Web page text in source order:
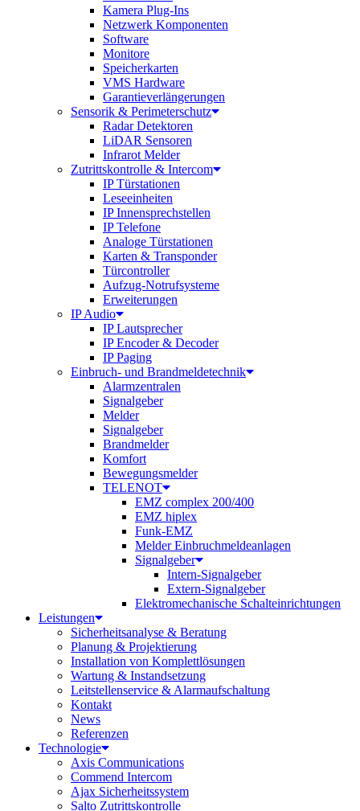
Kamera Plug-Ins
Netzwerk Komponenten
Software
Monitore
Speicherkarten
VMS Hardware
Garantieverlängerungen
Sensorik & Perimeterschutz
Radar Detektoren
LiDAR Sensoren
Infrarot Melder
Zutrittskontrolle & Intercom
IP Türstationen
Leseeinheiten
IP Innensprechstellen
IP Telefone
Analoge Türstationen
Karten & Transponder
Türcontroller
Aufzug-Notrufsysteme
Erweiterungen
IP Audio
IP Lautsprecher
IP Encoder & Decoder
IP Paging
Einbruch- und Brandmeldetechnik
Alarmzentralen
Signalgeber
Melder
Signalgeber
Brandmelder
Komfort
Bewegungsmelder
TELENOT
EMZ complex 200/400
EMZ hiplex
Funk-EMZ
Melder Einbruchmeldeanlagen
Signalgeber
Intern-Signalgeber
Extern-Signalgeber
Elektromechanische Schalteinrichtungen
Leistungen
Sicherheitsanalyse & Beratung
Planung & Projektierung​
Installation von Komplettlösungen
Wartung & Instandsetzung
Leitstellenservice & Alarmaufschaltung
Kontakt
News
Referenzen
Technologie
Axis Communications
Commend Intercom
Ajax Sicherheitssystem​
Salto Zutrittskontrolle